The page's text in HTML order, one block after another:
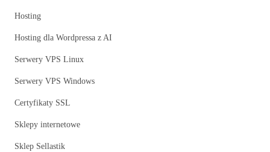
Hosting
Hosting dla Wordpressa z AI
Serwery VPS Linux
Serwery VPS Windows
Certyfikaty SSL
Sklepy internetowe
Sklep Sellastik